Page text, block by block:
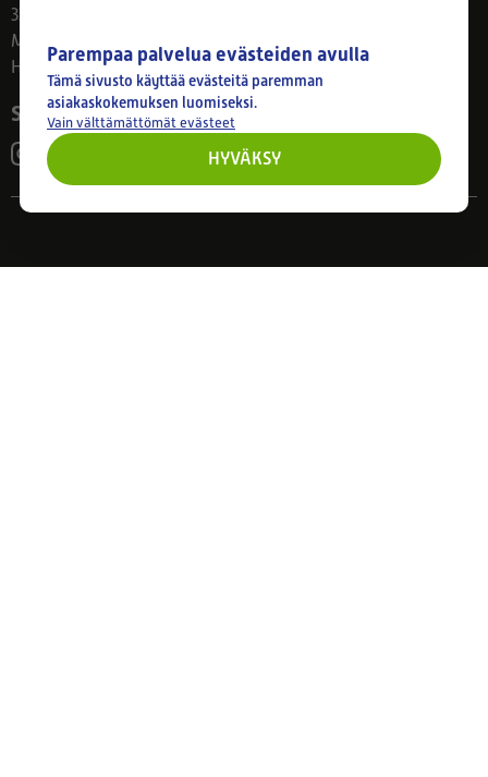
33800 Tampere
Ma–Pe 8–17
Huom! Myymälän poikkeusaukiolot: 27.7.-21.8. klo 8-16
Seuraa meitä
Parempaa palvelua evästeiden avulla
Tämä sivusto käyttää evästeitä paremman
asiakaskokemuksen luomiseksi.
Vain välttämättömät evästeet
HYVÄKSY